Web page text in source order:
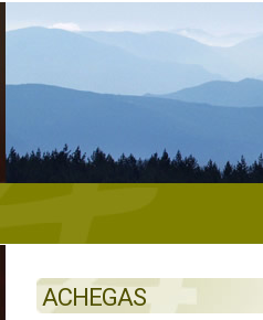
ACHEGAS